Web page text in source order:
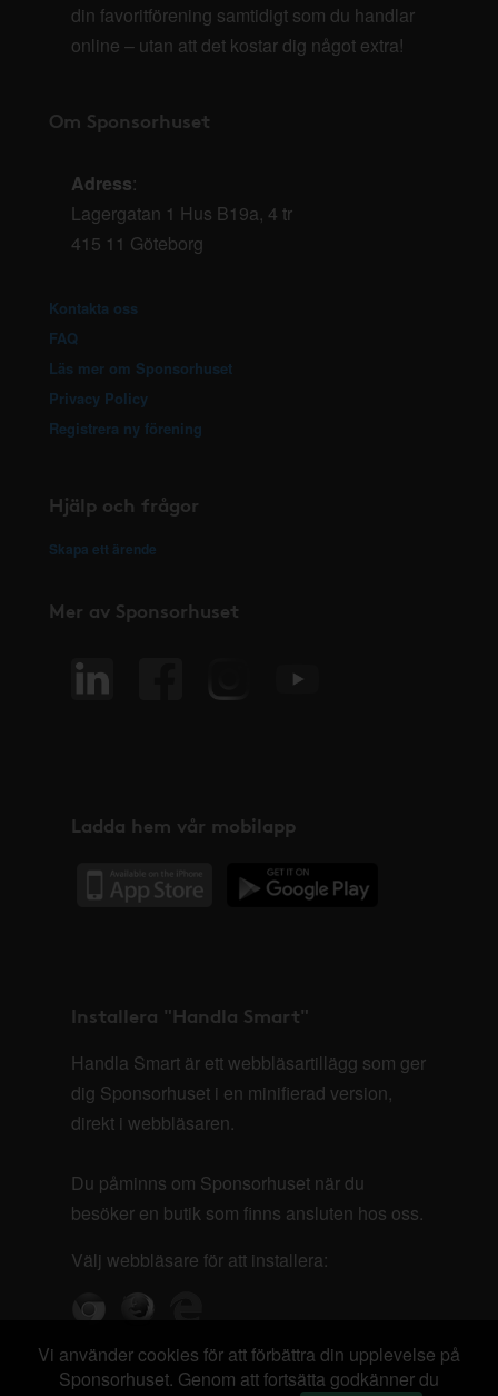
din favoritförening samtidigt som du handlar
online – utan att det kostar dig något extra!
Om Sponsorhuset
Adress:
Lagergatan 1 Hus B19a, 4 tr
415 11 Göteborg
Kontakta oss
FAQ
Läs mer om Sponsorhuset
Privacy Policy
Registrera ny förening
Hjälp och frågor
Skapa ett ärende
Mer av Sponsorhuset
Ladda hem vår mobilapp
Installera "Handla Smart"
Handla Smart är ett webbläsartillägg som ger
dig Sponsorhuset i en minifierad version,
direkt i webbläsaren.
Du påminns om Sponsorhuset när du
besöker en butik som finns ansluten hos oss.
Välj webbläsare för att installera:
Vi använder cookies för att förbättra din upplevelse på
Sponsorhuset. Genom att fortsätta godkänner du